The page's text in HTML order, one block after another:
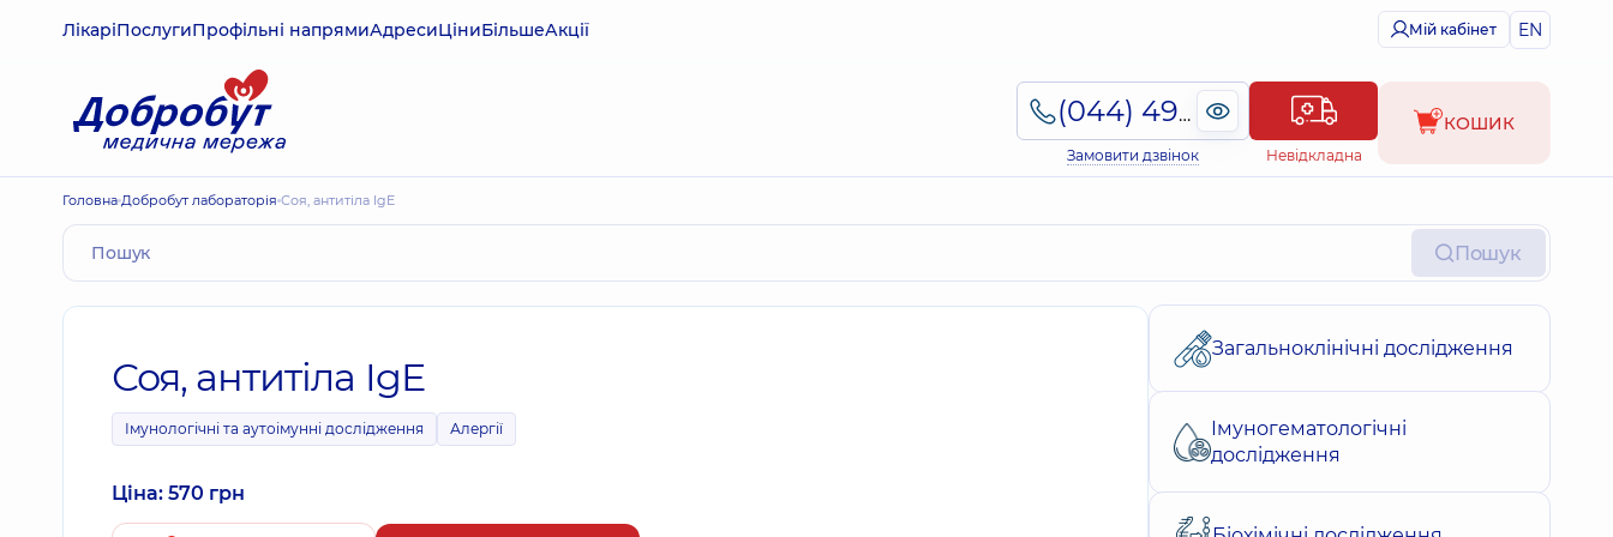
ЛікаріПослугиПрофільні напрямиАдресиЦіниБільшеАкції Мій кабінет EN
(044) 495-2-888
Замовити дзвінок Невідкладна
КОШИК
Головна Добробут лабораторія Соя, антитіла IgE
Пошук
Соя, антитіла IgE
Імунологічні та аутоімунні дослідження Алергії
Ціна: 570 грн
Загальноклінічні дослідження
Імуногематологічні
дослідження